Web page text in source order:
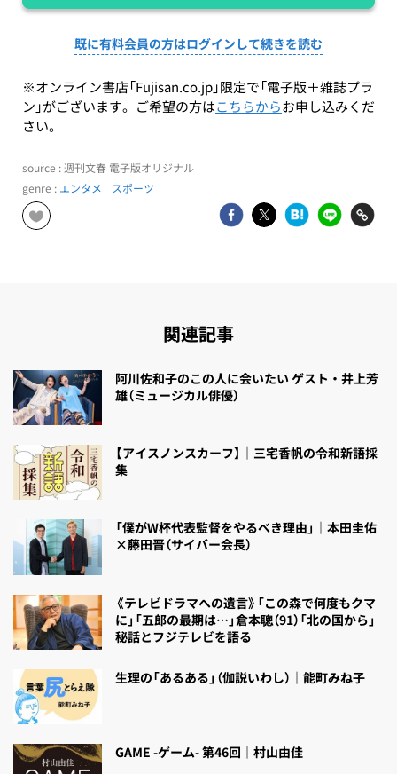
既に有料会員の方はログインして続きを読む
※オンライン書店「Fujisan.co.jp」限定で「電子版＋雑誌プラ
ン」がございます。ご希望の方はこちらからお申し込みくだ
さい。
source : 週刊文春 電子版オリジナル
genre : エンタメ スポーツ
関連記事
阿川佐和子のこの人に会いたい ゲスト・井上芳
雄（ミュージカル俳優）
【アイスノンスカーフ】｜三宅香帆の令和新語採
集
「僕がW杯代表監督をやるべき理由」｜本田圭佑
×藤田晋（サイバー会長）
《テレビドラマへの遺言》「この森で何度もクマ
に」「五郎の最期は…」倉本聰（91）「北の国から」
秘話とフジテレビを語る
生理の「あるある」（伽説いわし）｜能町みね子
GAME -ゲーム- 第46回｜村山由佳